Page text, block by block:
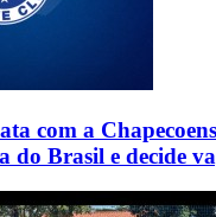
com a
do Brasil e decide